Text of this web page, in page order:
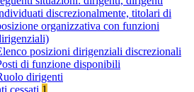
discrezionalmente, titolari di
organizzativa con funzioni
posizioni dirigenziali discrezionali
di funzione disponibili
dirigenti